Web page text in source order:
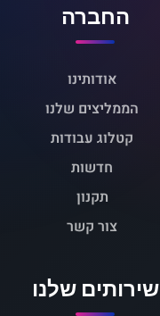
החברה
אודותינו
הממליצים שלנו
קטלוג עבודות
חדשות
תקנון
צור קשר
שירותים שלנו